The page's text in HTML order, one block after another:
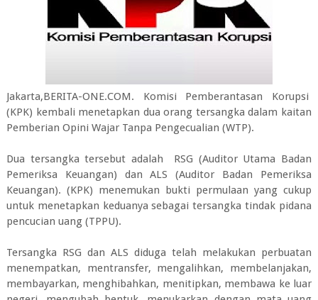
Jakarta,BERITA-ONE.COM. Komisi Pemberantasan Korupsi
(KPK) kembali menetapkan dua orang tersangka dalam kaitan
Pemberian Opini Wajar Tanpa Pengecualian (WTP).
Dua tersangka tersebut adalah RSG (Auditor Utama Badan
Pemeriksa Keuangan) dan ALS (Auditor Badan Pemeriksa
Keuangan). (KPK) menemukan bukti permulaan yang cukup
untuk menetapkan keduanya sebagai tersangka tindak pidana
pencucian uang (TPPU).
Tersangka RSG dan ALS diduga telah melakukan perbuatan
menempatkan, mentransfer, mengalihkan, membelanjakan,
membayarkan, menghibahkan, menitipkan, membawa ke luar